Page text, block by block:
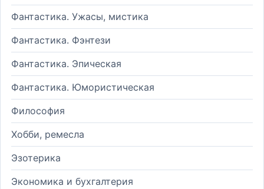
Фантастика. Ужасы, мистика
Фантастика. Фэнтези
Фантастика. Эпическая
Фантастика. Юмористическая
Философия
Хобби, ремесла
Эзотерика
Экономика и бухгалтерия